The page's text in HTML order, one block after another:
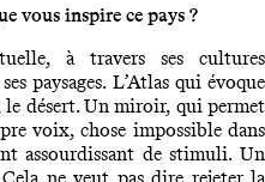
vous inspire ce pays ?
à travers ses cultures
paysages. L’Atlas qui évoque
le désert. Un miroir, qui permet
voix, chose impossible dans
assourdissant de stimuli. Un